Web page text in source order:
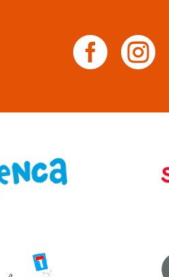
 